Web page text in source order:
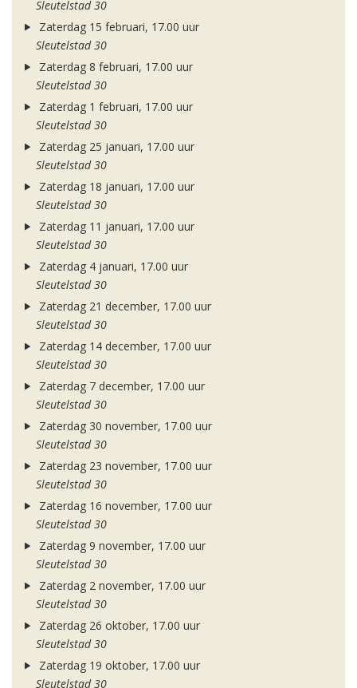
Sleutelstad 30
Zaterdag 15 februari, 17.00 uur
Sleutelstad 30
Zaterdag 8 februari, 17.00 uur
Sleutelstad 30
Zaterdag 1 februari, 17.00 uur
Sleutelstad 30
Zaterdag 25 januari, 17.00 uur
Sleutelstad 30
Zaterdag 18 januari, 17.00 uur
Sleutelstad 30
Zaterdag 11 januari, 17.00 uur
Sleutelstad 30
Zaterdag 4 januari, 17.00 uur
Sleutelstad 30
Zaterdag 21 december, 17.00 uur
Sleutelstad 30
Zaterdag 14 december, 17.00 uur
Sleutelstad 30
Zaterdag 7 december, 17.00 uur
Sleutelstad 30
Zaterdag 30 november, 17.00 uur
Sleutelstad 30
Zaterdag 23 november, 17.00 uur
Sleutelstad 30
Zaterdag 16 november, 17.00 uur
Sleutelstad 30
Zaterdag 9 november, 17.00 uur
Sleutelstad 30
Zaterdag 2 november, 17.00 uur
Sleutelstad 30
Zaterdag 26 oktober, 17.00 uur
Sleutelstad 30
Zaterdag 19 oktober, 17.00 uur
Sleutelstad 30